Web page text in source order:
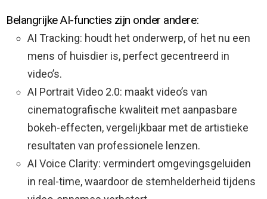
Belangrijke AI-functies zijn onder andere:
AI Tracking: houdt het onderwerp, of het nu een
mens of huisdier is, perfect gecentreerd in
video’s.
AI Portrait Video 2.0: maakt video’s van
cinematografische kwaliteit met aanpasbare
bokeh-effecten, vergelijkbaar met de artistieke
resultaten van professionele lenzen.
AI Voice Clarity: vermindert omgevingsgeluiden
in real-time, waardoor de stemhelderheid tijdens